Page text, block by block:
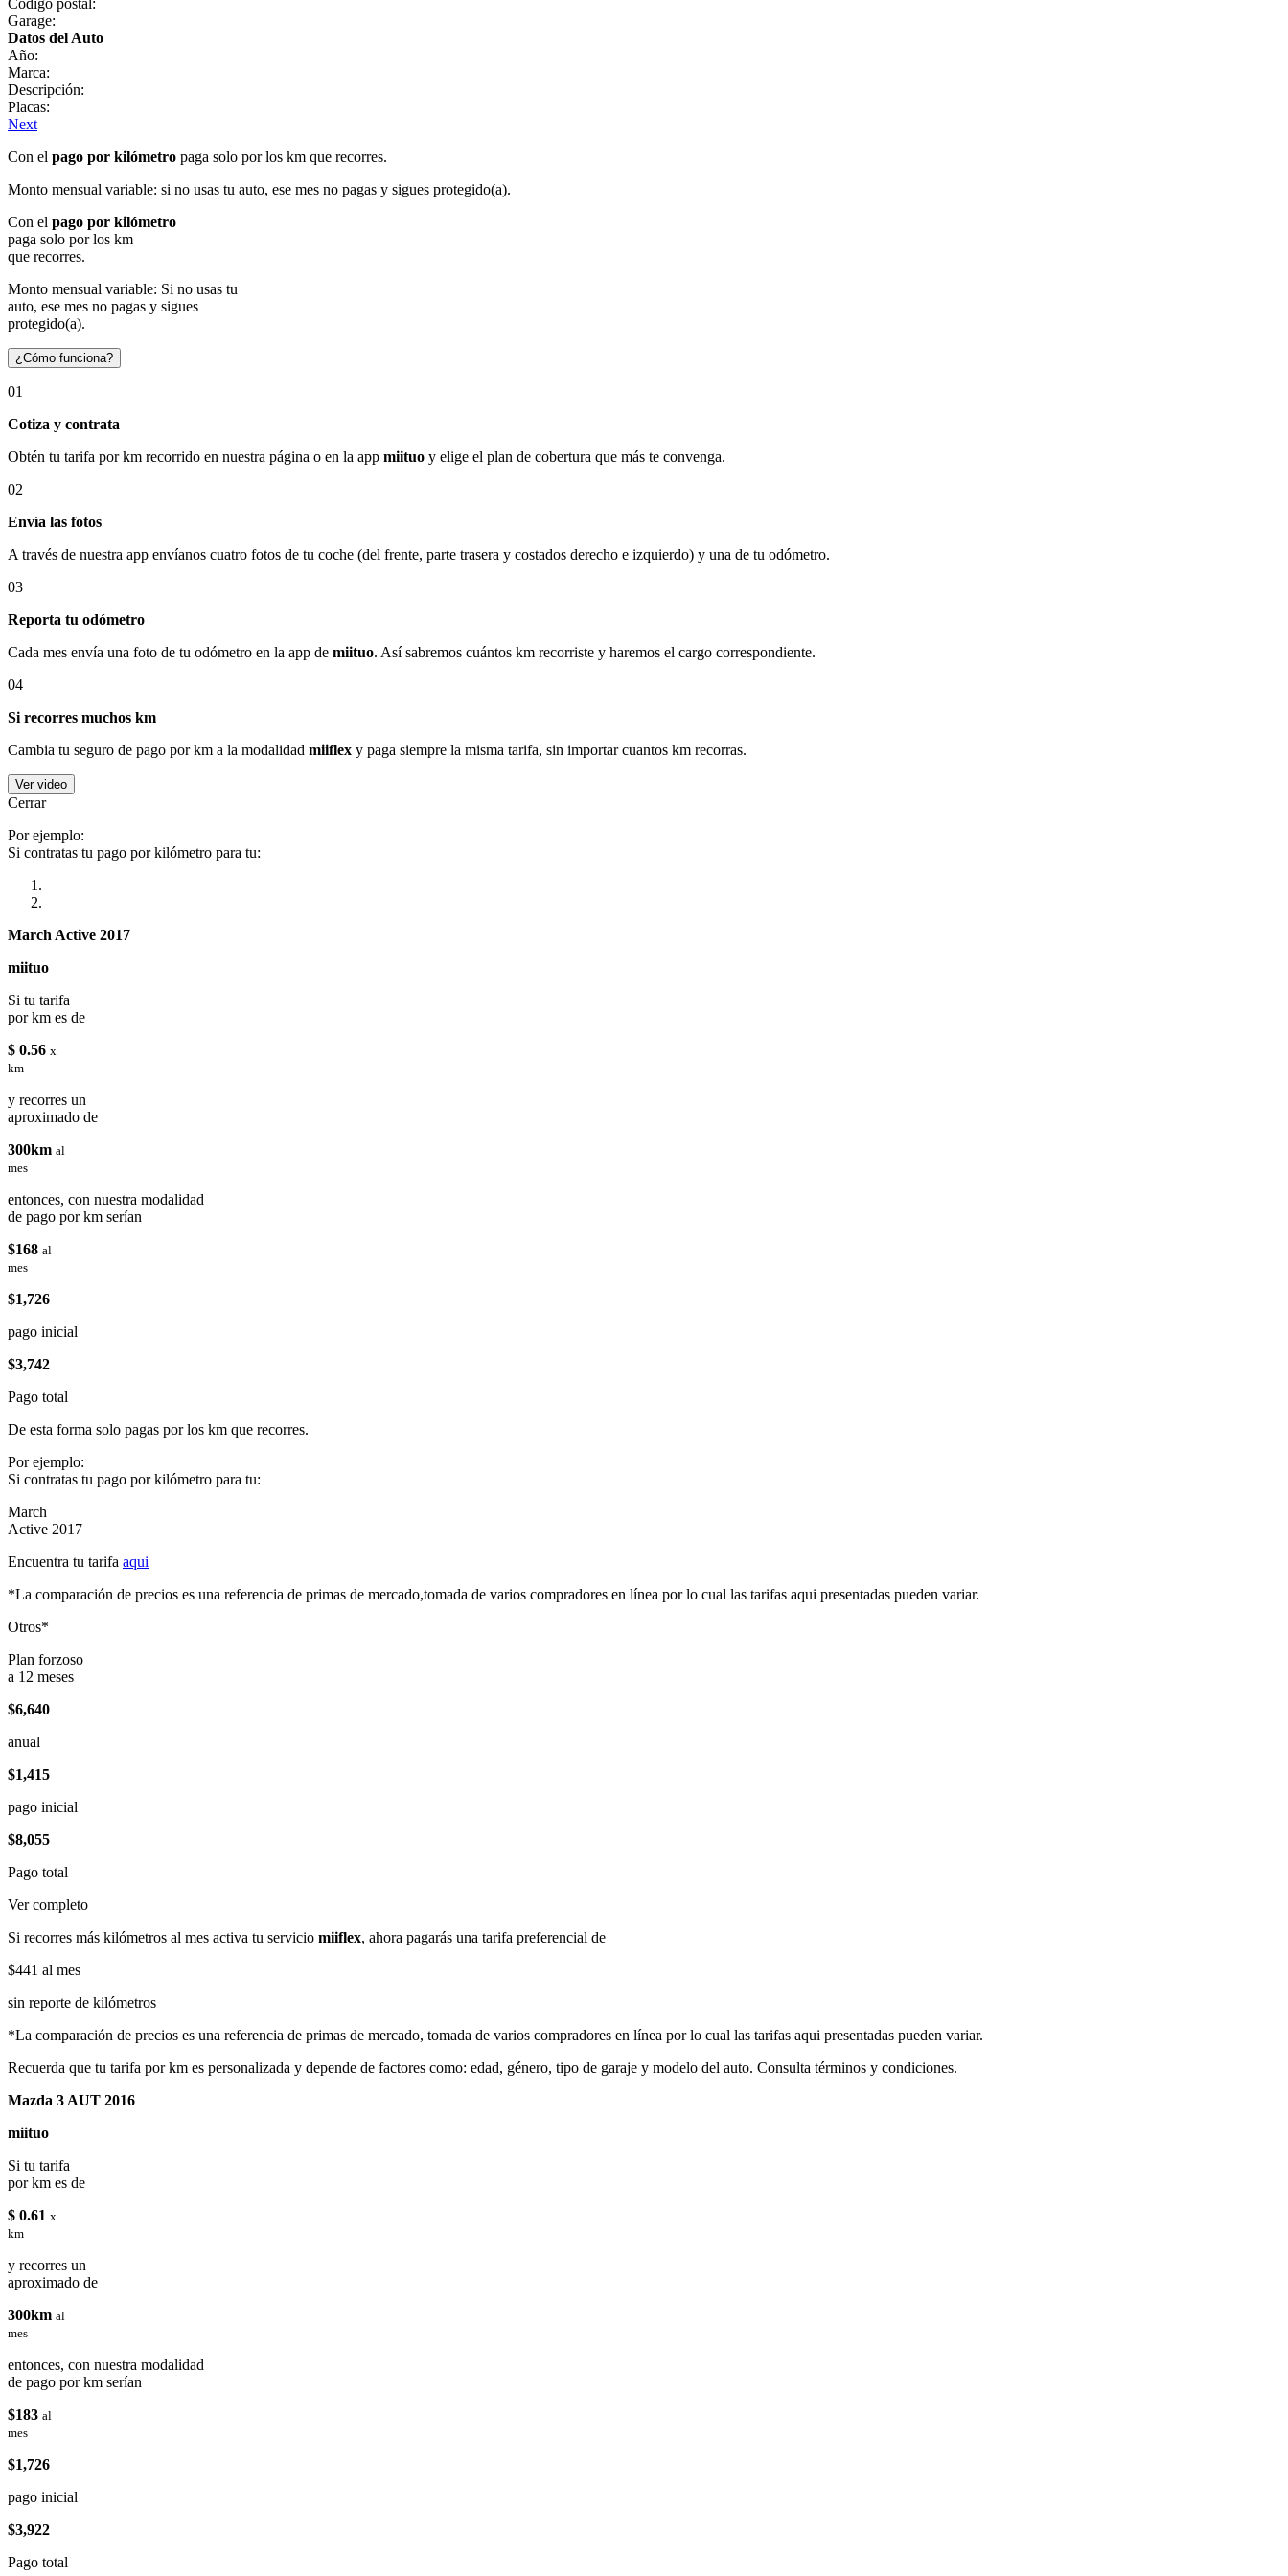
Garage:
Datos del Auto
Año:
Marca:
Descripción:
Placas:
Next
Con el pago por kilómetro paga solo por los km que recorres.
Monto mensual variable: si no usas tu auto, ese mes no pagas y sigues protegido(a).
Con el pago por kilómetro
paga solo por los km
que recorres.
Monto mensual variable: Si no usas tu
auto, ese mes no pagas y sigues
protegido(a).
¿Cómo funciona?
01
Cotiza y contrata
Obtén tu tarifa por km recorrido en nuestra página o en la app miituo y elige el plan de cobertura que más te convenga.
02
Envía las fotos
A través de nuestra app envíanos cuatro fotos de tu coche (del frente, parte trasera y costados derecho e izquierdo) y una de tu odómetro.
03
Reporta tu odómetro
Cada mes envía una foto de tu odómetro en la app de miituo. Así sabremos cuántos km recorriste y haremos el cargo correspondiente.
04
Si recorres muchos km
Cambia tu seguro de pago por km a la modalidad miiflex y paga siempre la misma tarifa, sin importar cuantos km recorras.
Ver video
Cerrar
Por ejemplo:
Si contratas tu pago por kilómetro para tu:
March Active 2017
miituo
Si tu tarifa
por km es de
$ 0.56 x
km
y recorres un
aproximado de
300km al
mes
entonces, con nuestra modalidad
de pago por km serían
$168 al
mes
$1,726
pago inicial
$3,742
Pago total
De esta forma solo pagas por los km que recorres.
Por ejemplo:
Si contratas tu pago por kilómetro para tu:
March
Active 2017
Encuentra tu tarifa aqui
*La comparación de precios es una referencia de primas de mercado,tomada de varios compradores en línea por lo cual las tarifas aqui presentadas pueden variar.
Otros*
Plan forzoso
a 12 meses
$6,640
anual
$1,415
pago inicial
$8,055
Pago total
Ver completo
Si recorres más kilómetros al mes activa tu servicio miiflex, ahora pagarás una tarifa preferencial de
$441 al mes
sin reporte de kilómetros
*La comparación de precios es una referencia de primas de mercado, tomada de varios compradores en línea por lo cual las tarifas aqui presentadas pueden variar.
Recuerda que tu tarifa por km es personalizada y depende de factores como: edad, género, tipo de garaje y modelo del auto. Consulta términos y condiciones.
Mazda 3 AUT 2016
miituo
Si tu tarifa
por km es de
$ 0.61 x
km
y recorres un
aproximado de
300km al
mes
entonces, con nuestra modalidad
de pago por km serían
$183 al
mes
$1,726
pago inicial
$3,922
Pago total